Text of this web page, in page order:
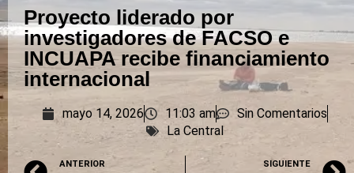
Proyecto liderado por
investigadores de FACSO e
INCUAPA recibe financiamiento
internacional
mayo 14, 2026 11:03 am
Sin Comentarios
La Central
ANTERIOR SIGUIENTE